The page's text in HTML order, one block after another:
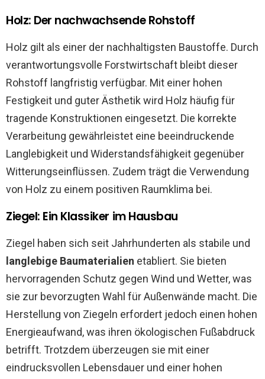
Holz: Der nachwachsende Rohstoff
Holz gilt als einer der nachhaltigsten Baustoffe. Durch
verantwortungsvolle Forstwirtschaft bleibt dieser
Rohstoff langfristig verfügbar. Mit einer hohen
Festigkeit und guter Ästhetik wird Holz häufig für
tragende Konstruktionen eingesetzt. Die korrekte
Verarbeitung gewährleistet eine beeindruckende
Langlebigkeit und Widerstandsfähigkeit gegenüber
Witterungseinflüssen. Zudem trägt die Verwendung
von Holz zu einem positiven Raumklima bei.
Ziegel: Ein Klassiker im Hausbau
Ziegel haben sich seit Jahrhunderten als stabile und
langlebige Baumaterialien etabliert. Sie bieten
hervorragenden Schutz gegen Wind und Wetter, was
sie zur bevorzugten Wahl für Außenwände macht. Die
Herstellung von Ziegeln erfordert jedoch einen hohen
Energieaufwand, was ihren ökologischen Fußabdruck
betrifft. Trotzdem überzeugen sie mit einer
eindrucksvollen Lebensdauer und einer hohen